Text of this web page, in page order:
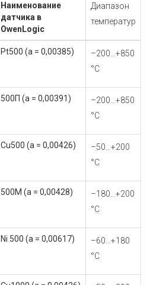
Наименование
датчика в
OwenLogic
Диапазон
температур
Pt500 (а = 0,00385)
–200…+850
°С
500П (а = 0,00391)
–200…+850
°С
Cu500 (а = 0,00426)
–50...+200
°С
500М (а = 0,00428)
–180...+200
°С
Ni 500 (а = 0,00617)
–60...+180
°С